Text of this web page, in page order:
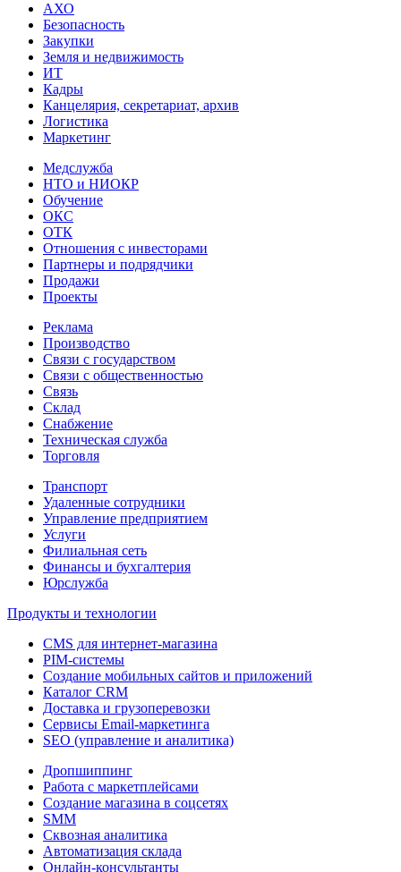
АХО
Безопасность
Закупки
Земля и недвижимость
ИТ
Кадры
Канцелярия, секретариат, архив
Логистика
Маркетинг
Медслужба
НТО и НИОКР
Обучение
ОКС
ОТК
Отношения с инвесторами
Партнеры и подрядчики
Продажи
Проекты
Реклама
Производство
Связи с государством
Связи с общественностью
Связь
Склад
Снабжение
Техническая служба
Торговля
Транспорт
Удаленные сотрудники
Управление предприятием
Услуги
Филиальная сеть
Финансы и бухгалтерия
Юрслужба
Продукты и технологии
CMS для интернет-магазина
PIM-системы
Создание мобильных сайтов и приложений
Каталог CRM
Доставка и грузоперевозки
Сервисы Email-маркетинга
SEO (управление и аналитика)
Дропшиппинг
Работа с маркетплейсами
Создание магазина в соцсетях
SMM
Сквозная аналитика
Автоматизация склада
Онлайн-консультанты